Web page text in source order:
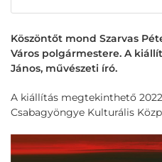
Köszöntőt mond Szarvas
Város polgármestere. A
János, művészeti író.
A kiállítás megtekinthető
Csabagyöngye Kulturális